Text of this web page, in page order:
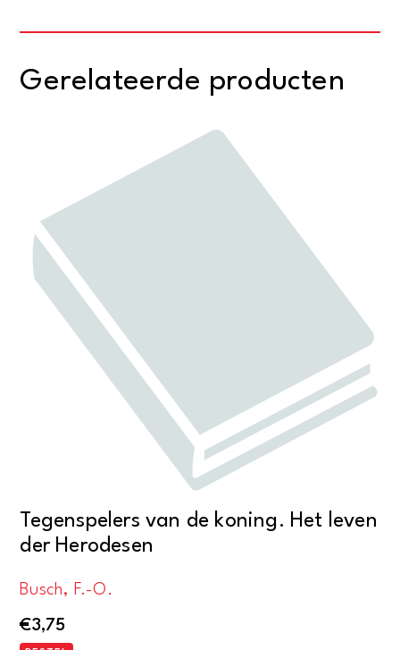
Gerelateerde producten
Tegenspelers van de koning. Het leven
der Herodesen
Busch, F.-O.
€3,75